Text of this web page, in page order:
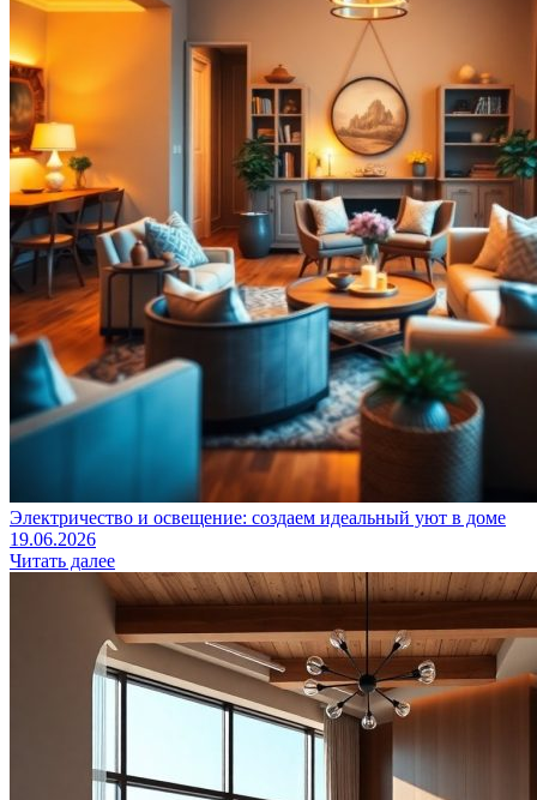
Электричество и освещение: создаем идеальный уют в доме
19.06.2026
Читать далее